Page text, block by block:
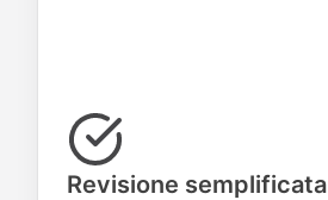
Revisione semplificata